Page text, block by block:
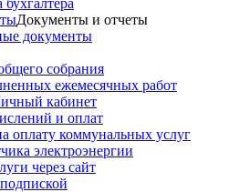
Документы и отчеты
документы
собрания
ежемесячных работ
кабинет
и оплат
оплату коммунальных услуг
электроэнергии
через сайт